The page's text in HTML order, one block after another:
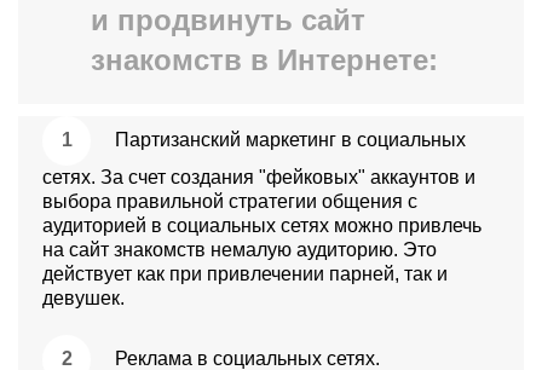
и продвинуть сайт
знакомств в Интернете:
Партизанский маркетинг в социальных
сетях. За счет создания "фейковых" аккаунтов и
выбора правильной стратегии общения с
аудиторией в социальных сетях можно привлечь
на сайт знакомств немалую аудиторию. Это
действует как при привлечении парней, так и
девушек.
Реклама в социальных сетях.